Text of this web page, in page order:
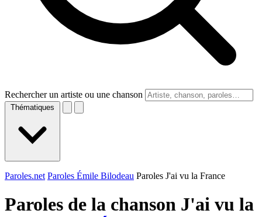
Rechercher un artiste ou une chanson
Thématiques
Paroles.net Paroles Émile Bilodeau Paroles J'ai vu la France
Paroles de la chanson J'ai vu la